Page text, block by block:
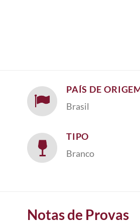
PAÍS DE
Brasil
TIPO
Branco
Notas de Provas